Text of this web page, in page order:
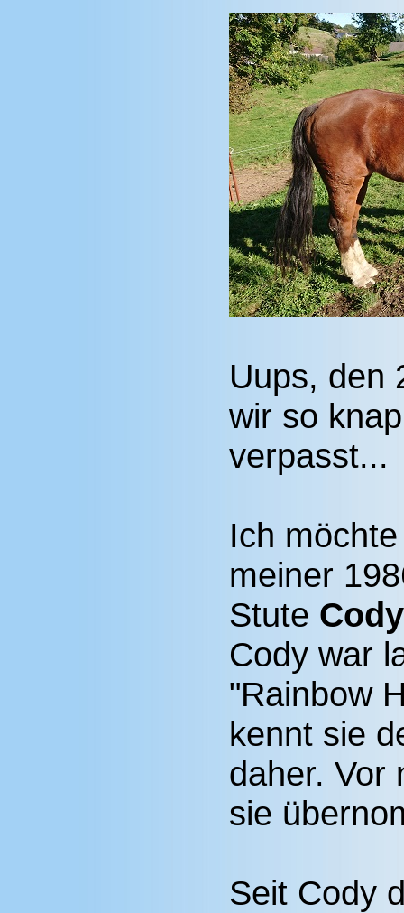
Uups, den
wir so
verpasst...
Ich
meiner
Stute
Cody war
"Rainbow
kennt sie
daher. Vor
sie
Seit Cody